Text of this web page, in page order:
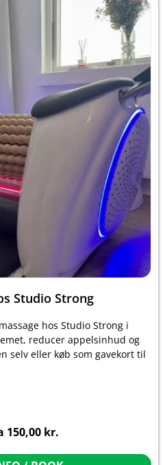
Studio Strong
hos Studio Strong i
reducer appelsinhud og
selv eller køb som gavekort til
150,00 kr.